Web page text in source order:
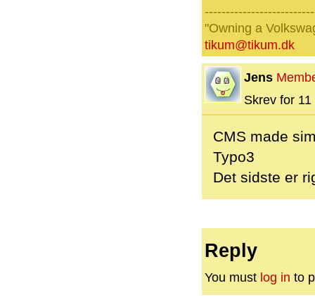
"Owning a
tikum@tikum.dk
Jens
Skrev for
CMS made
Typo3
Det sidste er
Reply
You must log in to